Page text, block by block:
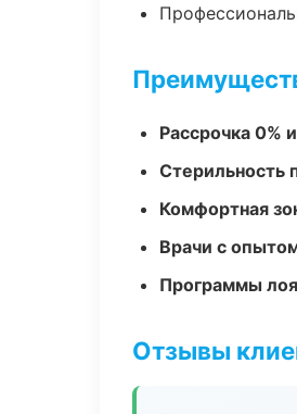
Рассрочка 0%
Стерильность
Комфортная
Врачи с
Программы
Отзывы